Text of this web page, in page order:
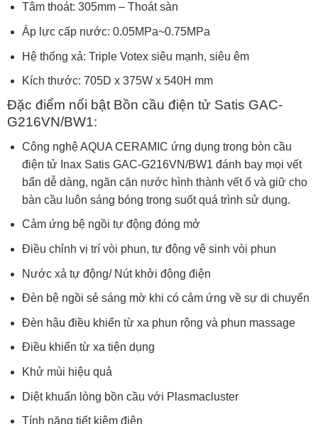
Tâm thoát: 305mm – Thoát sàn
Áp lực cấp nước: 0.05MPa~0.75MPa
Hệ thống xả: Triple Votex siêu mạnh, siêu êm
Kích thước: 705D x 375W x 540H mm
Đặc điểm nổi bật Bồn cầu điện tử Satis GAC-
G216VN/BW1:
Công nghệ AQUA CERAMIC ứng dụng trong bòn cầu
điện tử Inax Satis GAC-G216VN/BW1 đánh bay mọi vết
bẩn dễ dàng, ngăn cặn nước hình thành vết ố và giữ cho
bàn cầu luôn sáng bóng trong suốt quá trình sử dụng.
Cảm ứng bệ ngồi tự động đóng mở
Điều chỉnh vị trí vòi phun, tự động vệ sinh vòi phun
Nước xả tự động/ Nút khởi động điện
Đèn bệ ngồi sẻ sáng mờ khi có cảm ứng về sự di chuyển
Đèn hậu điều khiển từ xa phun rộng và phun massage
Điều khiển từ xa tiện dụng
Khử mùi hiệu quả
Diệt khuẩn lòng bồn cầu với Plasmacluster
Tính năng tiết kiệm điện